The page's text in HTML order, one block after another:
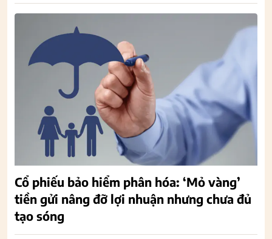
Cổ phiếu bảo hiểm phân hóa: ‘Mỏ vàng’
tiền gửi nâng đỡ lợi nhuận nhưng chưa đủ
tạo sóng